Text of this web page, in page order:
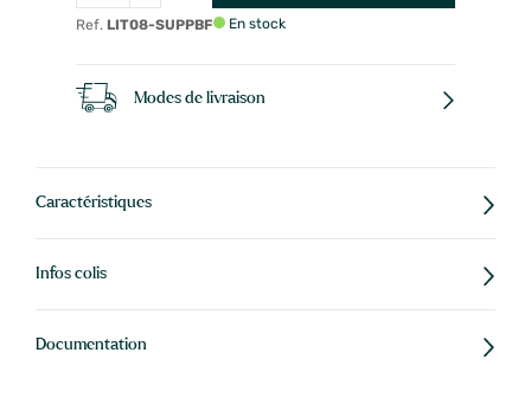
Ref. LIT08-SUPPBF En stock
Modes de livraison
Caractéristiques
Infos colis
Documentation